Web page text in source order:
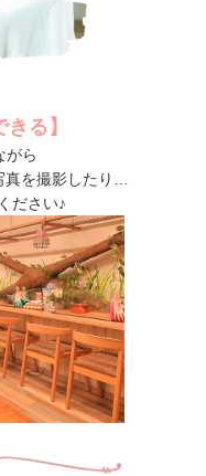
る】
がら
を撮影したり…
ださい♪